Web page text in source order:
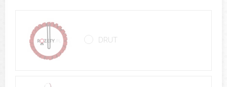
DRUT